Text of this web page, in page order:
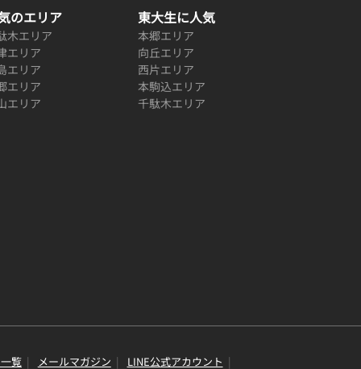
のエリア
木エリア
エリア
エリア
エリア
エリア
東大生に人気
本郷エリア
向丘エリア
西片エリア
本駒込エリア
千駄木エリア
覧 メールマガジン LINE公式アカウント